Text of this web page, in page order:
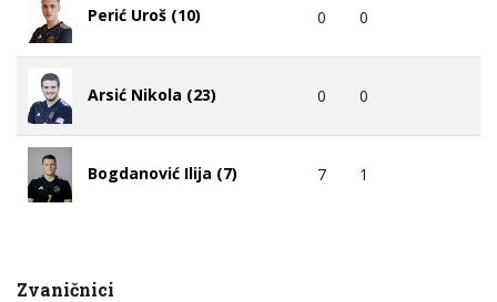
Perić Uroš (10) 0 0
Arsić Nikola (23) 0 0
Bogdanović Ilija (7) 7 1
Zvaničnici